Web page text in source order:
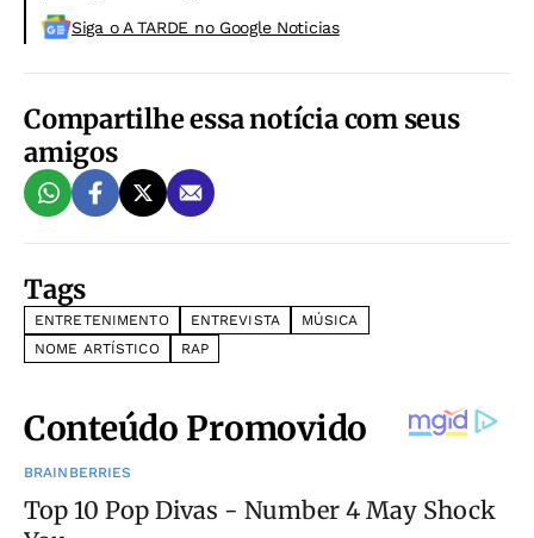
Siga o A TARDE no Google Noticias
Compartilhe essa notícia com seus
amigos
Tags
ENTRETENIMENTO ENTREVISTA
MÚSICA
NOME ARTÍSTICO
RAP